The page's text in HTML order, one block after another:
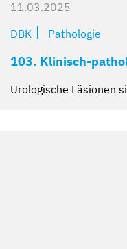
11.03.2025
DBK
Pathologie
103. Klinisch-
Urologische Läsionen